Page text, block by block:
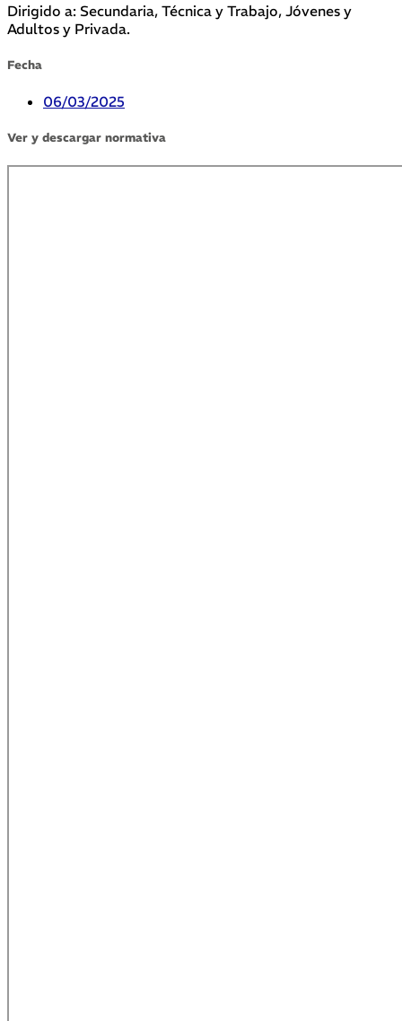
Dirigido a: Secundaria, Técnica y Trabajo, Jóvenes y
Adultos y Privada.
Fecha
06/03/2025
Ver y descargar normativa